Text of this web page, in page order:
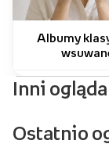
Albumy
Inni